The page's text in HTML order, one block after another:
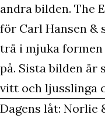
andra bilden. The
för Carl Hansen &
trä i mjuka
på. Sista bilden är
vitt och ljusslinga
Dagens låt: Norlie